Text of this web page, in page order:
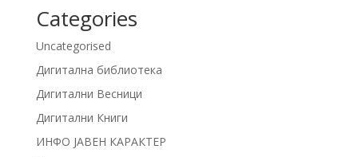
Categories
Uncategorised
Дигитална библиотека
Дигитални Весници
Дигитални Книги
ИНФО ЈАВЕН КАРАКТЕР